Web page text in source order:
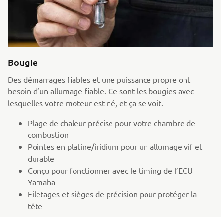
Bougie
Des démarrages fiables et une puissance propre ont
besoin d’un allumage fiable. Ce sont les bougies avec
lesquelles votre moteur est né, et ça se voit.
Plage de chaleur précise pour votre chambre de
combustion
Pointes en platine/iridium pour un allumage vif et
durable
Conçu pour fonctionner avec le timing de l’ECU
Yamaha
Filetages et sièges de précision pour protéger la
tête